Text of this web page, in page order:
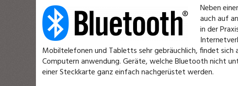
Neben
auch auf
in der
Mobiltelefonen und Tabletts sehr gebräuchlich, findet sich
Computern anwendung. Geräte, welche Bluetooth nicht
einer Steckkarte ganz einfach nachgerüstet werden.